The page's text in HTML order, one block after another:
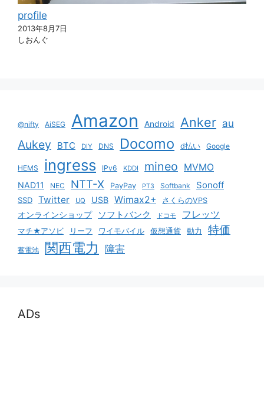
profile
2013年8月7日
しおんぐ
@nifty AiSEG Amazon Android Anker au
Aukey BTC DIY DNS Docomo d払い Google
HEMS ingress IPv6 KDDI mineo MVMO
NAD11 NEC NTT-X PayPay PT3 Softbank Sonoff
SSD Twitter UQ USB Wimax2+ さくらのVPS
オンラインショップ ソフトバンク ドコモ フレッツ
マチ★アソビ リーフ ワイモバイル 仮想通貨 動力 特価
蓄電池 関西電力 障害
ADs